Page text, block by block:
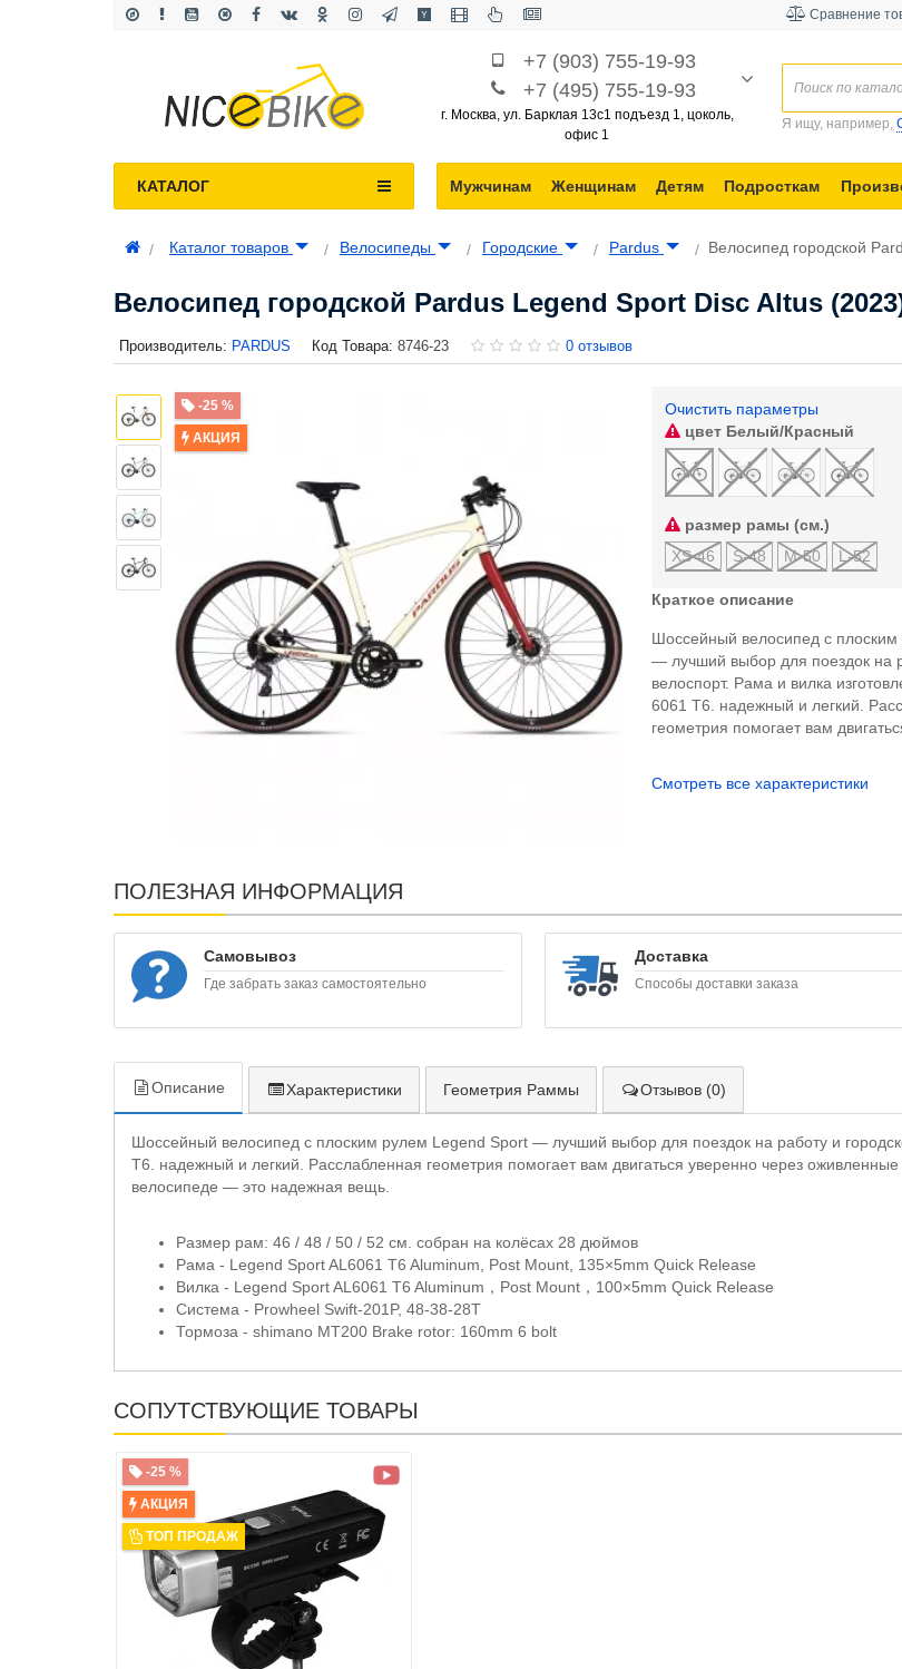
Сравнение
+7 (903) 755-19-93
+7 (495) 755-19-93
г. Москва, ул. Барклая 13с1 подъезд 1, цоколь,
офис 1
Я ищу, например,
Мужчинам Женщинам Детям Подросткам
КАТАЛОГ
Каталог товаров Велосипеды Городские Pardus Велосипед городской
Велосипед городской Pardus Legend Sport Disc Altus
Производитель: PARDUS Код Товара: 8746-23 0 отзывов
-25 %
АКЦИЯ
Очистить параметры
цвет Белый/Красный
размер рамы (см.)
XS-46
S-48 M-50 L-52
Краткое описание
Шоссейный велосипед с
— лучший выбор для поездок на
велоспорт. Рама и вилка
6061 T6. надежный и легкий.
геометрия помогает вам
Смотреть все характеристики
ПОЛЕЗНАЯ ИНФОРМАЦИЯ
Самовывоз
Где забрать заказ самостоятельно
Доставка
Способы доставки заказа
Описание Характеристики Геометрия Раммы Отзывов (0)
Шоссейный велосипед с плоским рулем Legend Sport — лучший выбор для поездок на работу и
T6. надежный и легкий. Расслабленная геометрия помогает вам двигаться уверенно через
велосипеде — это надежная вещь.
Размер рам: 46 / 48 / 50 / 52 см. собран на колёсах 28 дюймов
Рама - Legend Sport AL6061 T6 Aluminum, Post Mount, 135×5mm Quick Release
Вилка - Legend Sport AL6061 T6 Aluminum，Post Mount，100×5mm Quick Release
Система - Prowheel Swift-201P, 48-38-28T
Тормоза - shimano MT200 Brake rotor: 160mm 6 bolt
СОПУТСТВУЮЩИЕ ТОВАРЫ
-25 %
АКЦИЯ
ТОП ПРОДАЖ